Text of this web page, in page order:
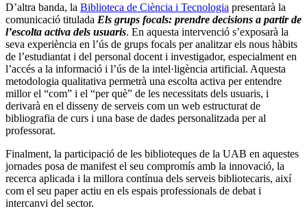
D’altra banda, la Biblioteca de Ciència i Tecnologia presentarà la
comunicació titulada Els grups focals: prendre decisions a partir de
l’escolta activa dels usuaris. En aquesta intervenció s’exposarà la
seva experiència en l’ús de grups focals per analitzar els nous hàbits
de l’estudiantat i del personal docent i investigador, especialment en
l’accés a la informació i l’ús de la intel·ligència artificial. Aquesta
metodologia qualitativa permetrà una escolta activa per entendre
millor el “com” i el “per què” de les necessitats dels usuaris, i
derivarà en el disseny de serveis com un web estructurat de
bibliografia de curs i una base de dades personalitzada per al
professorat.
Finalment, la participació de les biblioteques de la UAB en aquestes
jornades posa de manifest el seu compromís amb la innovació, la
recerca aplicada i la millora contínua dels serveis bibliotecaris, així
com el seu paper actiu en els espais professionals de debat i
intercanvi del sector.